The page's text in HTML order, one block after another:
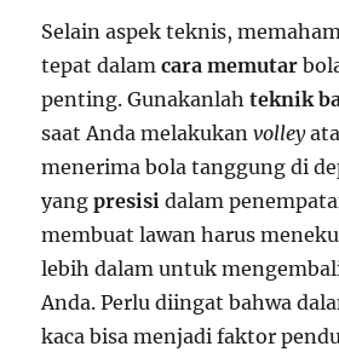
Selain aspek teknis,
tepat dalamcara memutar
penting. Gunakanlahteknik
saat Anda melakukanvolley
menerima bola tanggung di
yangpresisi dalam
membuat lawan harus
lebih dalam untuk
Anda. Perlu diingat bahwa
kaca bisa menjadi faktor